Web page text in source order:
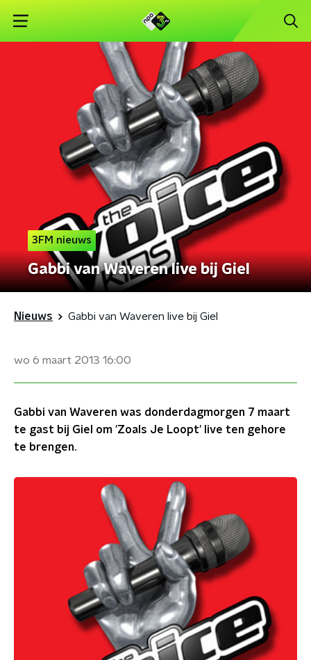
3FM nieuws
Gabbi van Waveren live bij Giel
Nieuws Gabbi van Waveren live bij Giel
wo 6 maart 2013 16:00
Gabbi van Waveren was donderdagmorgen 7 maart
te gast bij Giel om 'Zoals Je Loopt' live ten gehore
te brengen.